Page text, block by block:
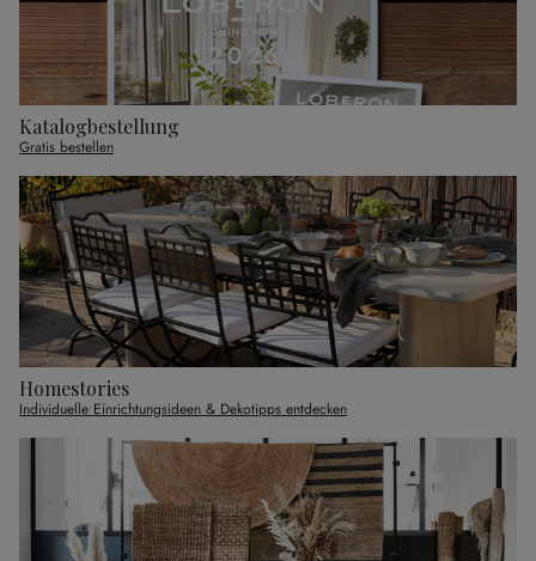
Katalogbestellung
Gratis bestellen
Homestories
Individuelle Einrichtungsideen & Dekotipps entdecken